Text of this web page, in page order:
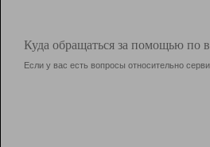
Куда обращаться за помощью по
Если у вас есть вопросы относительно